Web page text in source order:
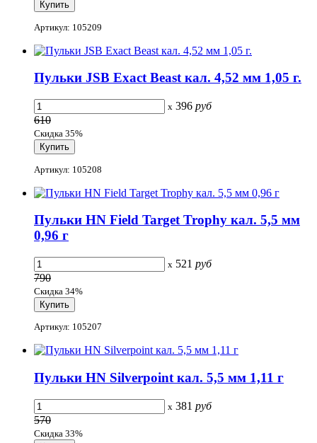
Артикул: 105209
Пульки JSB Exact Beast кал. 4,52 мм 1,05 г.
x 396 руб
610
Скидка 35%
Артикул: 105208
Пульки HN Field Target Trophy кал. 5,5 мм
0,96 г
x 521 руб
790
Скидка 34%
Артикул: 105207
Пульки HN Silverpoint кал. 5,5 мм 1,11 г
x 381 руб
570
Скидка 33%